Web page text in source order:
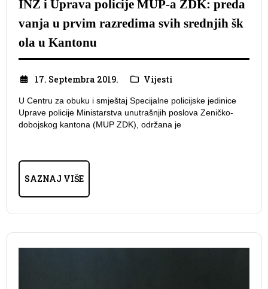
INZ i Uprava policije MUP-a ZDK: preda
vanja u prvim razredima svih srednjih šk
ola u Kantonu
17. Septembra 2019. Vijesti
U Centru za obuku i smještaj Specijalne policijske jedinice
Uprave policije Ministarstva unutrašnjih poslova Zeničko-
dobojskog kantona (MUP ZDK), održana je
SAZNAJ VIŠE